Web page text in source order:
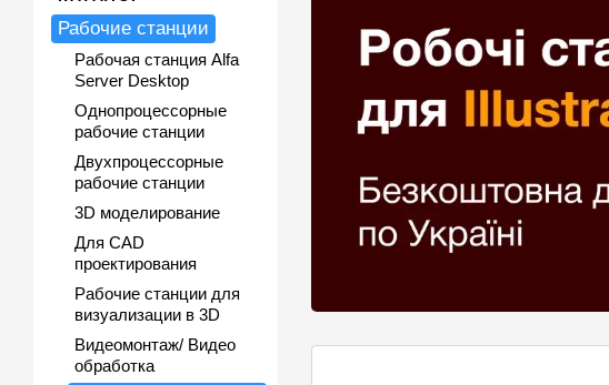
Рабочие станции
Рабочая станция Alfa
Server Desktop
Однопроцессорные
рабочие станции
Двухпроцессорные
рабочие станции
3D моделирование
Для CAD
проектирования
Рабочие станции для
визуализации в 3D
Видеомонтаж/ Видео
обработка